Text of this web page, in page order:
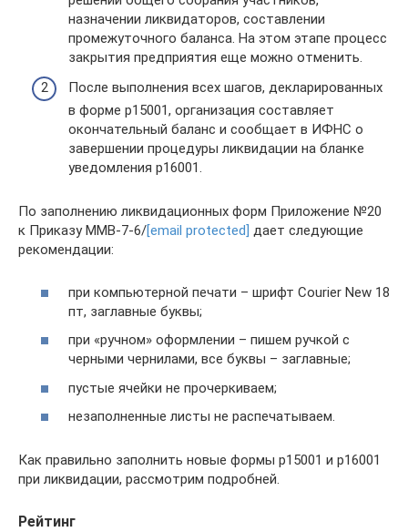
назначении ликвидаторов, составлении
промежуточного баланса. На этом этапе процесс
закрытия предприятия еще можно отменить.
После выполнения всех шагов, декларированных
в форме р15001, организация составляет
окончательный баланс и сообщает в ИФНС о
завершении процедуры ликвидации на бланке
уведомления р16001.
По заполнению ликвидационных форм Приложение №20
к Приказу ММВ-7-6/[email protected] дает следующие
рекомендации:
при компьютерной печати – шрифт Courier New 18
пт, заглавные буквы;
при «ручном» оформлении – пишем ручкой с
черными чернилами, все буквы – заглавные;
пустые ячейки не прочеркиваем;
незаполненные листы не распечатываем.
Как правильно заполнить новые формы р15001 и р16001
при ликвидации, рассмотрим подробней.
Рейтинг